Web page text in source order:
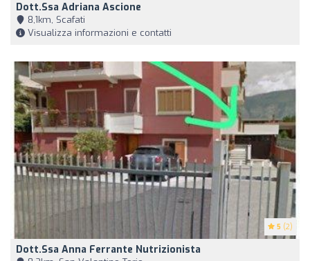
Dott.ssa Adriana Ascione
8,1km, Scafati
Visualizza informazioni e contatti
5 (2)
Dott.ssa Anna Ferrante Nutrizionista